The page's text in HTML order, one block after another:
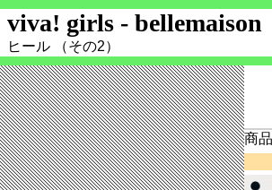
viva! girls - bellemaison
ヒール （その2）
商